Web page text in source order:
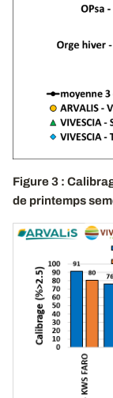
Figure 3 :
de printemps